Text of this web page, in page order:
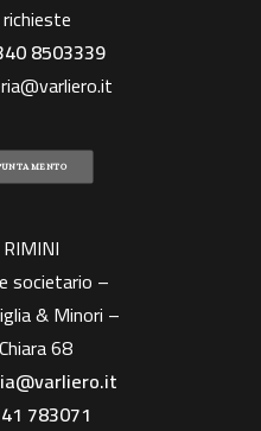
8503339
societario –
& Minori –
68
783071